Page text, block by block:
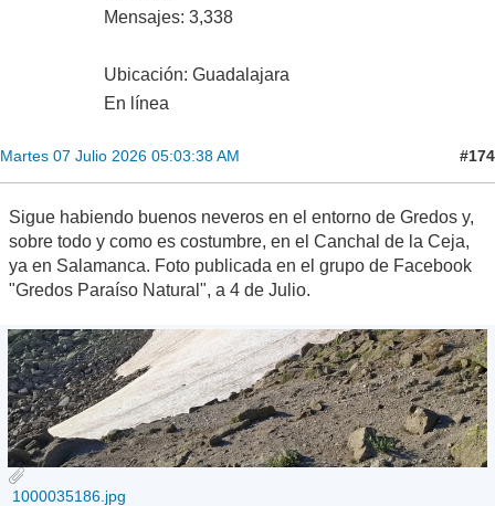
Mensajes: 3,338
Ubicación: Guadalajara
En línea
Martes 07 Julio 2026 05:03:38 AM #174
Sigue habiendo buenos neveros en el entorno de Gredos y,
sobre todo y como es costumbre, en el Canchal de la Ceja,
ya en Salamanca. Foto publicada en el grupo de Facebook
"Gredos Paraíso Natural", a 4 de Julio.
1000035186.jpg